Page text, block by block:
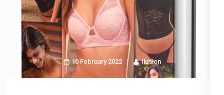
10 February 2022 Ilusion